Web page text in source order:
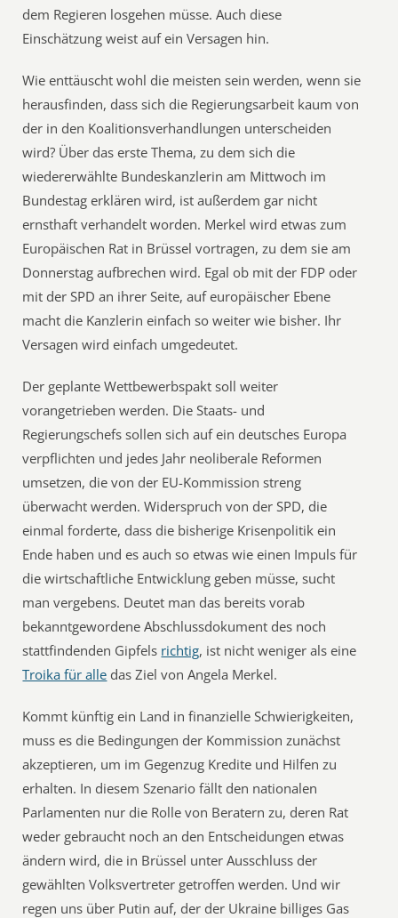
dem Regieren losgehen müsse. Auch diese
Einschätzung weist auf ein Versagen hin.
Wie enttäuscht wohl die meisten sein werden, wenn sie
herausfinden, dass sich die Regierungsarbeit kaum von
der in den Koalitionsverhandlungen unterscheiden
wird? Über das erste Thema, zu dem sich die
wiedererwählte Bundeskanzlerin am Mittwoch im
Bundestag erklären wird, ist außerdem gar nicht
ernsthaft verhandelt worden. Merkel wird etwas zum
Europäischen Rat in Brüssel vortragen, zu dem sie am
Donnerstag aufbrechen wird. Egal ob mit der FDP oder
mit der SPD an ihrer Seite, auf europäischer Ebene
macht die Kanzlerin einfach so weiter wie bisher. Ihr
Versagen wird einfach umgedeutet.
Der geplante Wettbewerbspakt soll weiter
vorangetrieben werden. Die Staats- und
Regierungschefs sollen sich auf ein deutsches Europa
verpflichten und jedes Jahr neoliberale Reformen
umsetzen, die von der EU-Kommission streng
überwacht werden. Widerspruch von der SPD, die
einmal forderte, dass die bisherige Krisenpolitik ein
Ende haben und es auch so etwas wie einen Impuls für
die wirtschaftliche Entwicklung geben müsse, sucht
man vergebens. Deutet man das bereits vorab
bekanntgewordene Abschlussdokument des noch
stattfindenden Gipfels richtig, ist nicht weniger als eine
Troika für alle das Ziel von Angela Merkel.
Kommt künftig ein Land in finanzielle Schwierigkeiten,
muss es die Bedingungen der Kommission zunächst
akzeptieren, um im Gegenzug Kredite und Hilfen zu
erhalten. In diesem Szenario fällt den nationalen
Parlamenten nur die Rolle von Beratern zu, deren Rat
weder gebraucht noch an den Entscheidungen etwas
ändern wird, die in Brüssel unter Ausschluss der
gewählten Volksvertreter getroffen werden. Und wir
regen uns über Putin auf, der der Ukraine billiges Gas